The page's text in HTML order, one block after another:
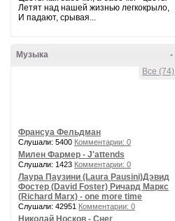
Летят над нашей жизнью легкокрыло,
И падают, срывая...
-
Музыка
Все (74)
Франсуа Фельдман
Слушали: 5400 Комментарии: 0
Милен Фармер - J'attends
Слушали: 1423 Комментарии: 0
Лаура Паузини (Laura Pausini)Дэвид
Фостер (David Foster) Ричард Маркс
(Richard Marx) - one more time
Слушали: 42951 Комментарии: 0
Николай Носков - Снег